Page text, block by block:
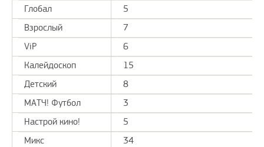
Глобал
5
Взрослый
7
ViP
6
Калейдоскоп
15
Детский
8
МАТЧ! Футбол
3
Настрой кино!
5
Микс
34